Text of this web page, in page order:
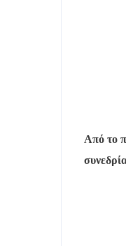
Από το